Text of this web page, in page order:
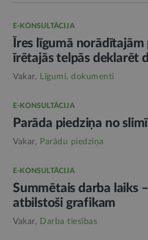
E-KONSULTĀCIJA
Īres līgumā
īrētajās telpās deklarēt
Vakar, Līgumi, dokumenti
E-KONSULTĀCIJA
Parāda piedziņa no
Vakar, Parādu piedziņa
E-KONSULTĀCIJA
Summētais darba laiks
atbilstoši grafikam
Vakar, Darba tiesības